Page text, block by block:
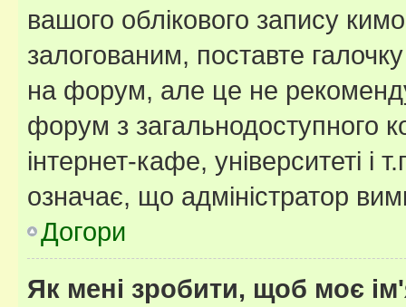
вашого облікового запису
залогованим, поставте
на форум, але це не
форум з загальнодоступного
інтернет-кафе, університеті і
означає, що адміністратор
Догори
Як мені зробити, щоб моє